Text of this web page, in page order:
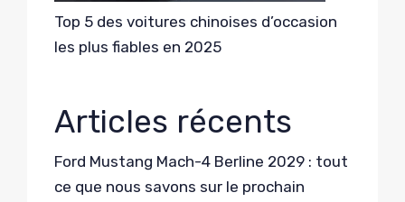
Top 5 des voitures chinoises d’occasion
les plus fiables en 2025
Articles récents
Ford Mustang Mach-4 Berline 2029 : tout
ce que nous savons sur le prochain